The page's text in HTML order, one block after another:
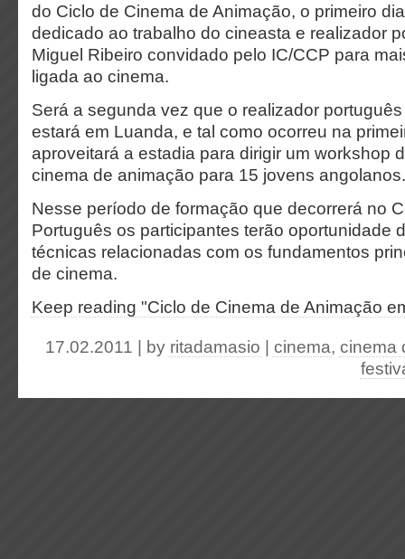
do Ciclo de Cinema de Animação, o primeiro
dedicado ao trabalho do cineasta e realizador
Miguel Ribeiro convidado pelo IC/CCP para
ligada ao cinema.
Será a segunda vez que o realizador
estará em Luanda, e tal como ocorreu na
aproveitará a estadia para dirigir um workshop
cinema de animação para 15 jovens angolanos.
Nesse período de formação que decorrerá no
Português os participantes terão oportunidade
técnicas relacionadas com os fundamentos
de cinema.
Keep reading "Ciclo de Cinema de Animação
17.02.2011 | by ritadamasio cinema, cinema